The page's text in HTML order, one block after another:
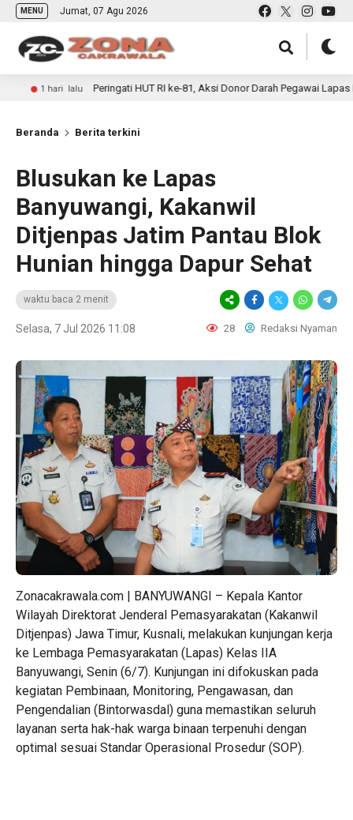
MENU Jumat, 07 Agu 2026
Peringati HUT RI ke-81, Aksi Donor Darah Pegawai Lapas Banyuwangi
Beranda Berita terkini
Blusukan ke Lapas
Banyuwangi, Kakanwil
Ditjenpas Jatim Pantau Blok
Hunian hingga Dapur Sehat
waktu baca 2 menit
Selasa, 7 Jul 2026 11:08 28 Redaksi Nyaman
Zonacakrawala.com | BANYUWANGI – Kepala Kantor
Wilayah Direktorat Jenderal Pemasyarakatan (Kakanwil
Ditjenpas) Jawa Timur, Kusnali, melakukan kunjungan kerja
ke Lembaga Pemasyarakatan (Lapas) Kelas IIA
Banyuwangi, Senin (6/7). Kunjungan ini difokuskan pada
kegiatan Pembinaan, Monitoring, Pengawasan, dan
Pengendalian (Bintorwasdal) guna memastikan seluruh
layanan serta hak-hak warga binaan terpenuhi dengan
optimal sesuai Standar Operasional Prosedur (SOP).